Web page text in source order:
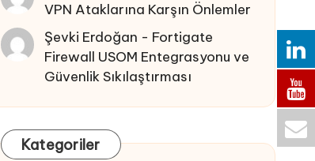
VPN Ataklarına Karşın Önlemler
Şevki Erdoğan - Fortigate
Firewall USOM Entegrasyonu ve
Güvenlik Sıkılaştırması
Kategoriler